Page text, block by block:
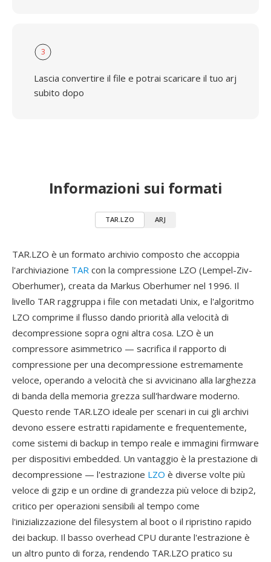
3
Lascia convertire il file e potrai scaricare il tuo arj
subito dopo
Informazioni sui formati
TAR.LZO ARJ
TAR.LZO è un formato archivio composto che accoppia
l'archiviazione TAR con la compressione LZO (Lempel-Ziv-
Oberhumer), creata da Markus Oberhumer nel 1996. Il
livello TAR raggruppa i file con metadati Unix, e l'algoritmo
LZO comprime il flusso dando priorità alla velocità di
decompressione sopra ogni altra cosa. LZO è un
compressore asimmetrico — sacrifica il rapporto di
compressione per una decompressione estremamente
veloce, operando a velocità che si avvicinano alla larghezza
di banda della memoria grezza sull'hardware moderno.
Questo rende TAR.LZO ideale per scenari in cui gli archivi
devono essere estratti rapidamente e frequentemente,
come sistemi di backup in tempo reale e immagini firmware
per dispositivi embedded. Un vantaggio è la prestazione di
decompressione — l'estrazione LZO è diverse volte più
veloce di gzip e un ordine di grandezza più veloce di bzip2,
critico per operazioni sensibili al tempo come
l'inizializzazione del filesystem al boot o il ripristino rapido
dei backup. Il basso overhead CPU durante l'estrazione è
un altro punto di forza, rendendo TAR.LZO pratico su